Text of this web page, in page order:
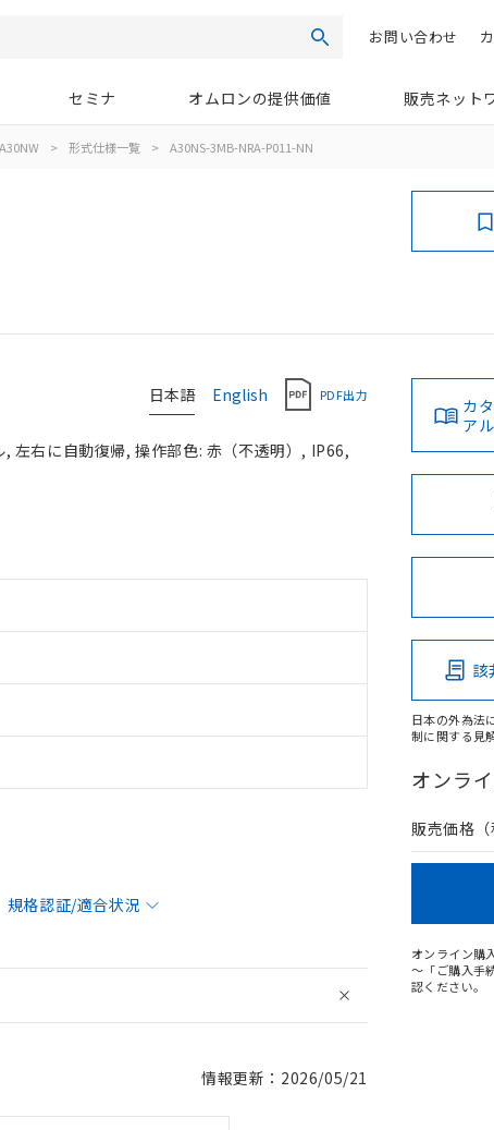
検索お問い合わせ
セミナ オムロンの提供価値 販売ネット
> 形式仕様一覧 > A30NS-3MB-NRA-P011-NN
日本語 English PDF出力
左右に自動復帰, 操作部色: 赤（不透明）, IP66,
規格認証/適合状況
情報更新：2026/05/21
カ
アル
該
日本の外為法
制に関する見
オンラ
販売価格（
オンライン購
～「ご購入手
認ください。